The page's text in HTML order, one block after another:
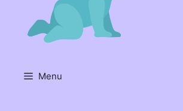
Menu